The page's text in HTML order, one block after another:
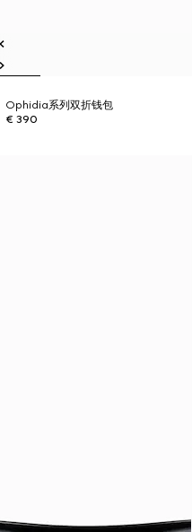
Ophidia系列双折钱包
€ 390